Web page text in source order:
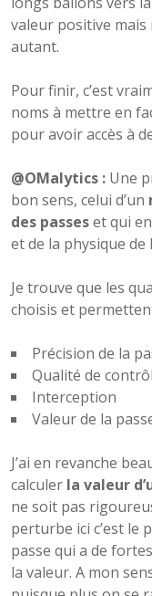
valeur positive
autant.
Pour finir, c’est
noms à mettre en
pour avoir accès à
@OMalytics : Une
bon sens, celui d’un
des passeset qui
et de la physique de
Je trouve que les
choisis et
Précision de la
Qualité de
Interception
Valeur de la
J’ai en revanche
calculer la valeur
ne soit pas
perturbe ici c’est le
passe qui a de
la valeur. A mon